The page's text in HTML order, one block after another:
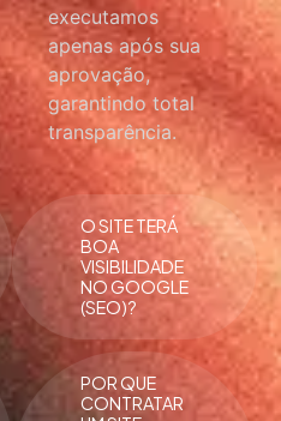
executamos
apenas após sua
aprovação,
garantindo total
transparência.
O SITE TERÁ
BOA
VISIBILIDADE
NO GOOGLE
(SEO)?
POR QUE
CONTRATAR